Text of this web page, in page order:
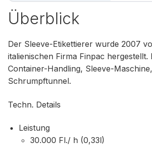
Überblick
Der Sleeve-Etikettierer wurde 2007
italienischen Firma Finpac hergestellt.
Container-Handling, Sleeve-Maschine,
Schrumpftunnel.
Techn. Details
Leistung
30.000 Fl./ h (0,33l)